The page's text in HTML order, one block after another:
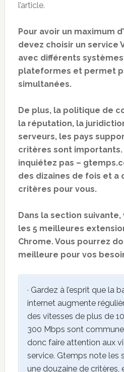
l’article.
Pour avoir un maximum
devez choisir un service
avec différents
plateformes et permet
simultanées.
De plus, la politique de
la réputation, la
serveurs, les pays
critères sont importants.
inquiétez pas –
des dizaines de fois et a
critères pour vous.
Dans la section
les 5 meilleures
Chrome. Vous pourrez
meilleure pour vos
· Gardez à l’esprit que la
internet augmente
des vitesses de plus de
300 Mbps sont
donc faire attention aux
service. Gtemps note les
une douzaine de critères,